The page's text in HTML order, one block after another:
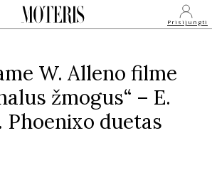
Prisijungti
W. Alleno filme
žmogus“ – E.
Phoenixo duetas